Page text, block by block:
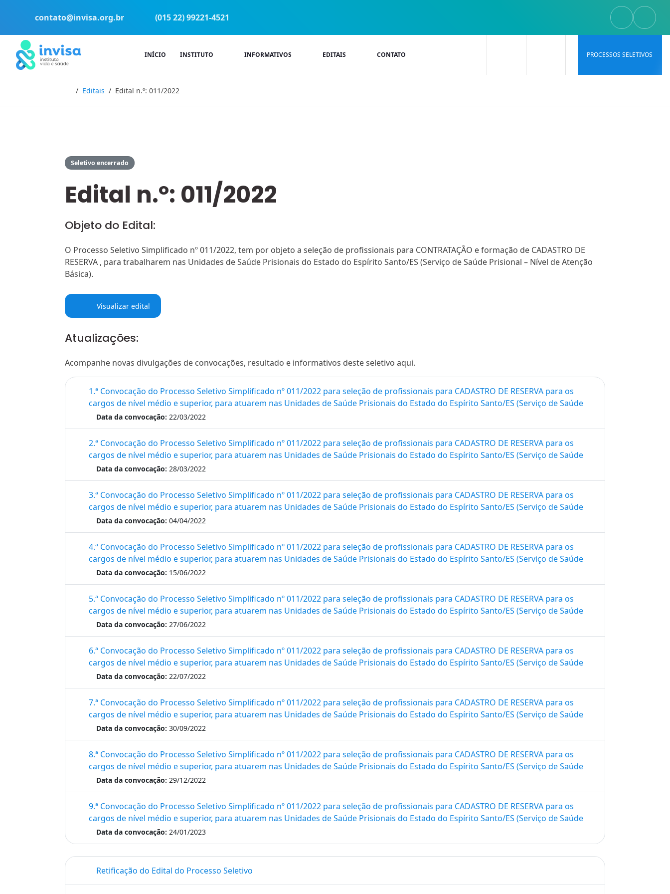
contato@invisa.org.br (015 22) 99221-4521
INÍCIO INSTITUTO INFORMATIVOS EDITAIS CONTATO PROCESSOS SELETIVOS
InícioEditais Edital n.º: 011/2022
Seletivo encerrado
Edital n.º: 011/2022
Objeto do Edital:
O Processo Seletivo Simplificado nº 011/2022, tem por objeto a seleção de profissionais para CONTRATAÇÃO e formação de CADASTRO DE
RESERVA , para trabalharem nas Unidades de Saúde Prisionais do Estado do Espírito Santo/ES (Serviço de Saúde Prisional – Nível de Atenção
Básica).
Visualizar edital
Atualizações:
Acompanhe novas divulgações de convocações, resultado e informativos deste seletivo aqui.
1.ª Convocação do Processo Seletivo Simplificado nº 011/2022 para seleção de profissionais para CADASTRO DE RESERVA para os
cargos de ní­vel médio e superior, para atuarem nas Unidades de Saúde Prisionais do Estado do Espí­rito Santo/ES (Serviço de Saúde
Data da convocação: 22/03/2022
2.ª Convocação do Processo Seletivo Simplificado nº 011/2022 para seleção de profissionais para CADASTRO DE RESERVA para os
cargos de ní­vel médio e superior, para atuarem nas Unidades de Saúde Prisionais do Estado do Espí­rito Santo/ES (Serviço de Saúde
Data da convocação: 28/03/2022
3.ª Convocação do Processo Seletivo Simplificado nº 011/2022 para seleção de profissionais para CADASTRO DE RESERVA para os
cargos de ní­vel médio e superior, para atuarem nas Unidades de Saúde Prisionais do Estado do Espí­rito Santo/ES (Serviço de Saúde
Data da convocação: 04/04/2022
4.ª Convocação do Processo Seletivo Simplificado nº 011/2022 para seleção de profissionais para CADASTRO DE RESERVA para os
cargos de ní­vel médio e superior, para atuarem nas Unidades de Saúde Prisionais do Estado do Espí­rito Santo/ES (Serviço de Saúde
Data da convocação: 15/06/2022
5.ª Convocação do Processo Seletivo Simplificado nº 011/2022 para seleção de profissionais para CADASTRO DE RESERVA para os
cargos de ní­vel médio e superior, para atuarem nas Unidades de Saúde Prisionais do Estado do Espí­rito Santo/ES (Serviço de Saúde
Data da convocação: 27/06/2022
6.ª Convocação do Processo Seletivo Simplificado nº 011/2022 para seleção de profissionais para CADASTRO DE RESERVA para os
cargos de ní­vel médio e superior, para atuarem nas Unidades de Saúde Prisionais do Estado do Espí­rito Santo/ES (Serviço de Saúde
Data da convocação: 22/07/2022
7.ª Convocação do Processo Seletivo Simplificado nº 011/2022 para seleção de profissionais para CADASTRO DE RESERVA para os
cargos de ní­vel médio e superior, para atuarem nas Unidades de Saúde Prisionais do Estado do Espí­rito Santo/ES (Serviço de Saúde
Data da convocação: 30/09/2022
8.ª Convocação do Processo Seletivo Simplificado nº 011/2022 para seleção de profissionais para CADASTRO DE RESERVA para os
cargos de ní­vel médio e superior, para atuarem nas Unidades de Saúde Prisionais do Estado do Espí­rito Santo/ES (Serviço de Saúde
Data da convocação: 29/12/2022
9.ª Convocação do Processo Seletivo Simplificado nº 011/2022 para seleção de profissionais para CADASTRO DE RESERVA para os
cargos de ní­vel médio e superior, para atuarem nas Unidades de Saúde Prisionais do Estado do Espí­rito Santo/ES (Serviço de Saúde
Data da convocação: 24/01/2023
Retificação do Edital do Processo Seletivo